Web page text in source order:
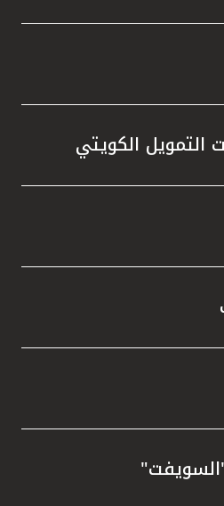
التمويل الكويتي